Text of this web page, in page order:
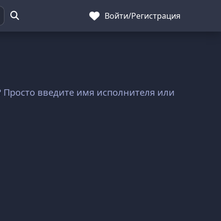
Войти/Регистрация
Просто введите имя исполнителя или